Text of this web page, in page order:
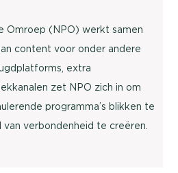
Omroep (NPO) werkt samen
content voor onder andere
extra
zet NPO zich in om
programma’s blikken te
verbondenheid te creëren.